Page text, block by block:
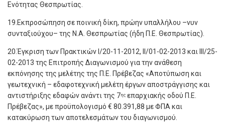
Ενότητας Θεσπρωτίας.
19.Εκπροσώπηση σε ποινική δίκη, πρώην υπαλλήλου –νυν
συνταξιούχου– της Ν.Α. Θεσπρωτίας (ήδη Π.Ε. Θεσπρωτίας).
20.Έγκριση των Πρακτικών Ι/20-11-2012, ΙΙ/01-02-2013 και ΙΙΙ/25-
02-2013 της Επιτροπής Διαγωνισμού για την ανάθεση
εκπόνησης της μελέτης της Π.Ε. Πρέβεζας «Αποτύπωση και
γεωτεχνική – εδαφοτεχνική μελέτη έργων αποστράγγισης και
αντιστήριξης εδαφών ανάντι της 7ης επαρχιακής οδού Π.Ε.
Πρέβεζας», με προϋπολογισμό € 80.391,88 με ΦΠΑ και
κατακύρωση των αποτελεσμάτων του διαγωνισμού.